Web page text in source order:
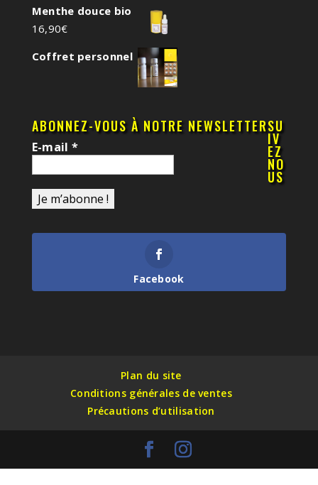
Menthe douce bio
16,90€
Coffret personnel
ABONNEZ-VOUS À NOTRE NEWSLETTER
E-mail *
SU
IV
EZ
NO
US
Facebook
Plan du site
Conditions générales de ventes
Précautions d’utilisation